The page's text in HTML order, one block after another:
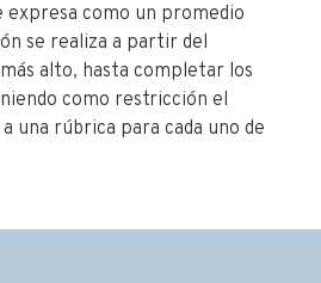
como un promedio
se realiza a partir del
alto, hasta completar los
como restricción el
una rúbrica para cada uno de